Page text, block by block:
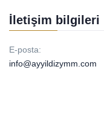
İletişim bilgileri
E-posta:
info@ayyildizymm.com